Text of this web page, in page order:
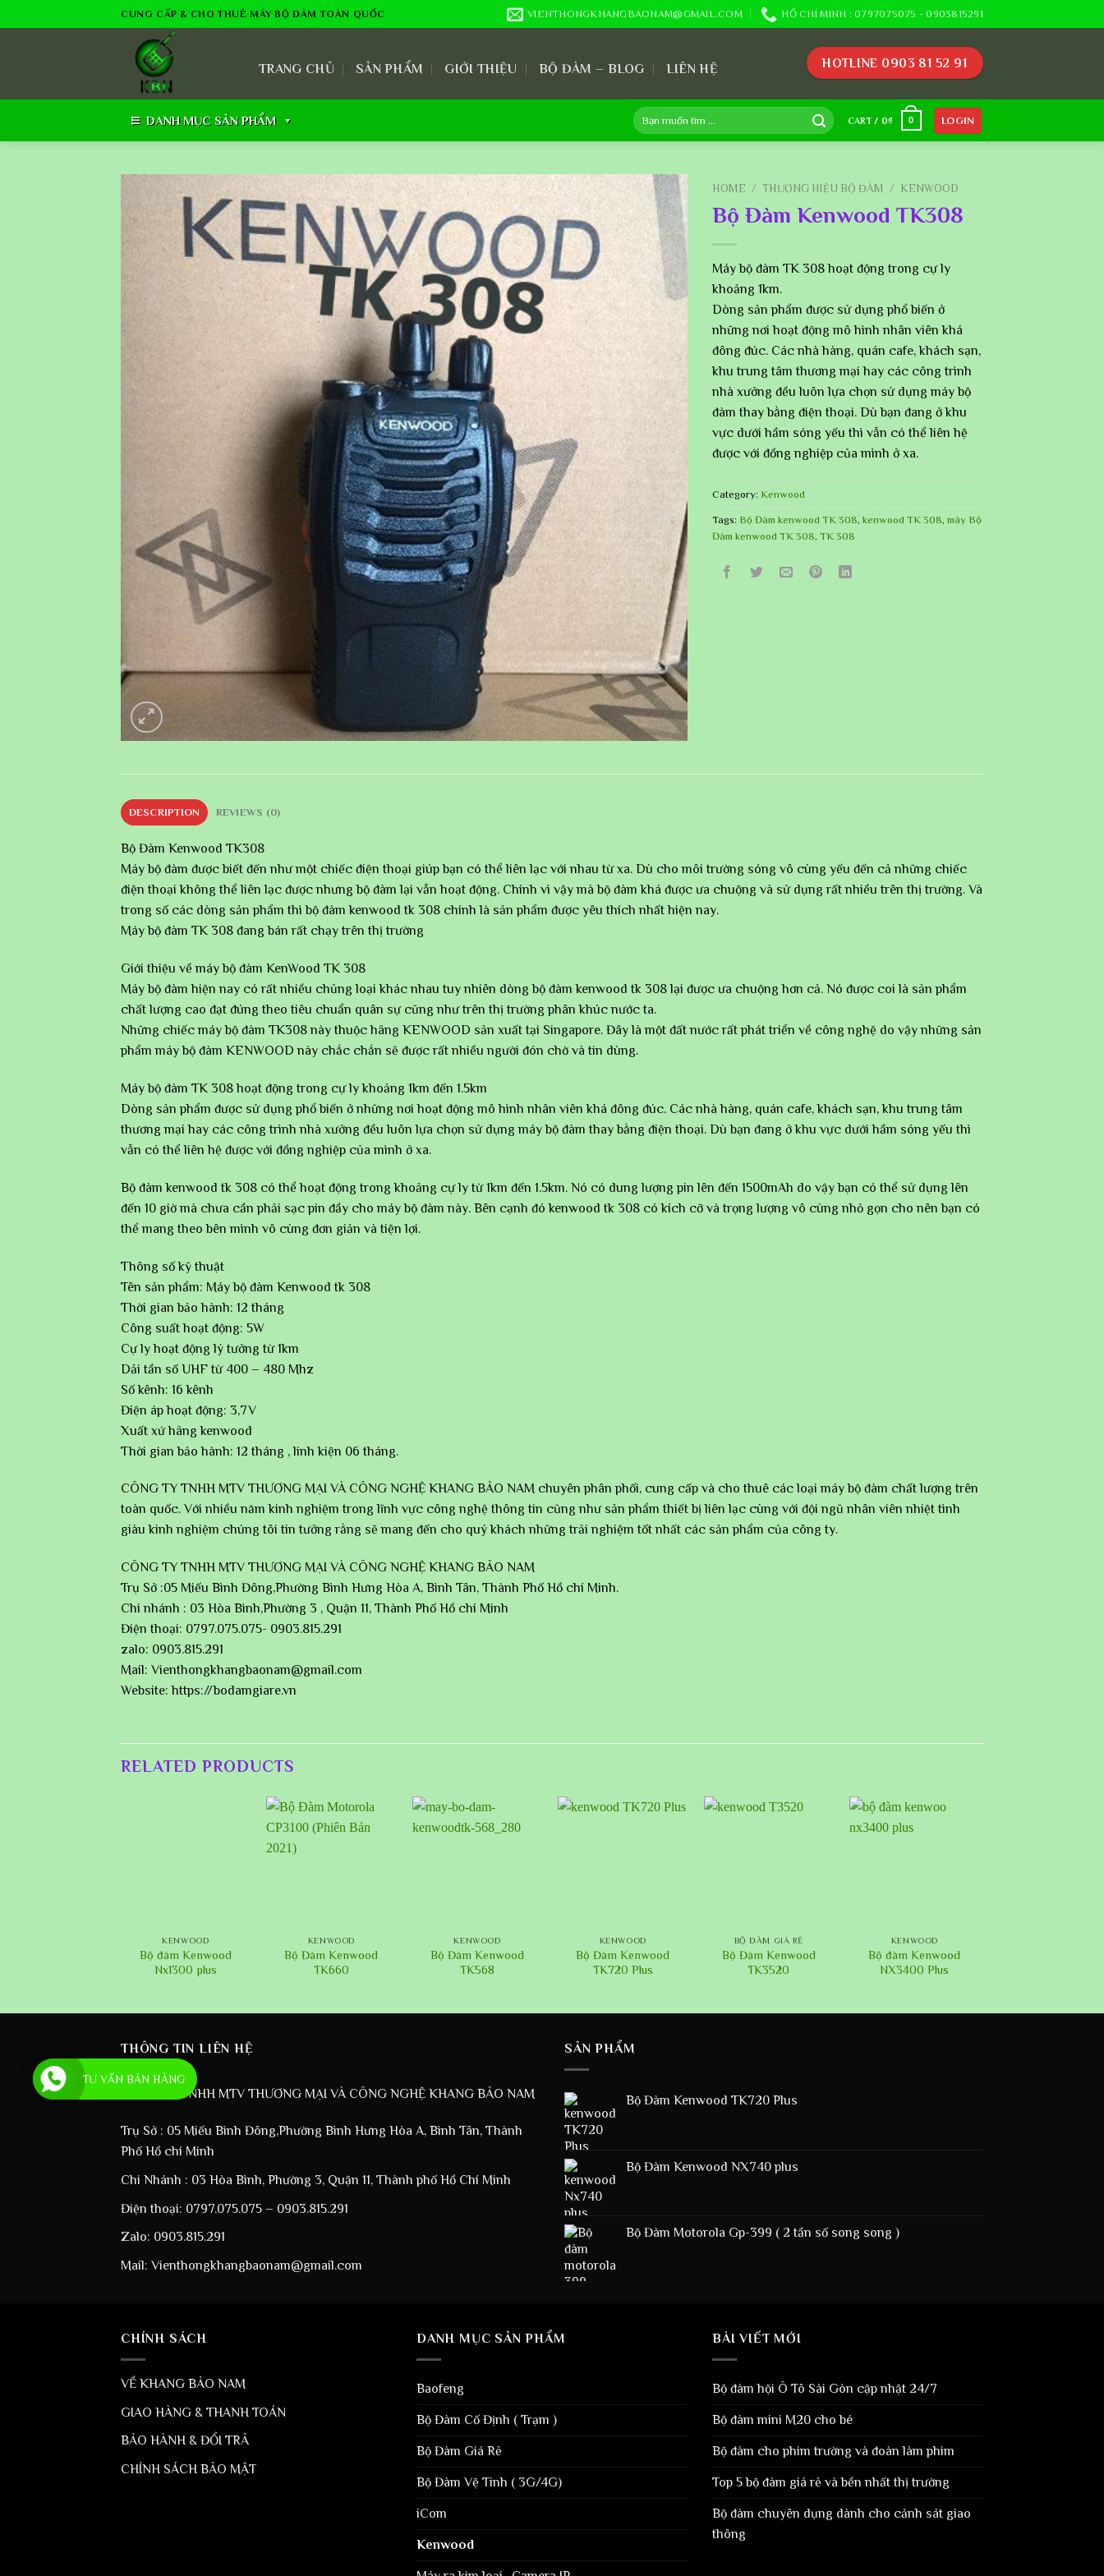
to
CUNG CẤP & CHO THUÊ MÁY BỘ ĐÀM TOÀN QUỐC VIENTHONGKHANGBAONAM@GMAIL.COM HỒ CHÍ MINH : 0797075075 - 0903815291
TRANG CHỦ SẢN PHẨM GIỚI THIỆU BỘ ĐÀM – BLOG LIÊN HỆ HOTLINE 0903 81 52 91
DANH MỤC SẢN PHẨM
Search
for:
CART / 0₫ 0 LOGIN
HOME / THƯƠNG HIỆU BỘ ĐÀM / KENWOOD
Bộ Đàm Kenwood TK308
Máy bộ đàm TK 308 hoạt động trong cự ly
khoảng 1km.
Dòng sản phẩm được sử dụng phổ biến ở
những nơi hoạt động mô hình nhân viên khá
đông đúc. Các nhà hàng, quán cafe, khách sạn,
khu trung tâm thương mại hay các công trình
nhà xưởng đều luôn lựa chọn sử dụng máy bộ
đàm thay bằng điện thoại. Dù bạn đang ở khu
vực dưới hầm sóng yếu thì vẫn có thể liên hệ
được với đồng nghiệp của mình ở xa.
Category: Kenwood
Tags: Bộ Đàm kenwood TK 308, kenwood TK 308, máy Bộ
Đàm kenwood TK 308, TK 308
DESCRIPTION REVIEWS (0)
Bộ Đàm Kenwood TK308
Máy bộ đàm được biết đến như một chiếc điện thoại giúp bạn có thể liên lạc với nhau từ xa. Dù cho môi trường sóng vô cùng yếu đến cả những chiếc
điện thoại không thể liên lạc được nhưng bộ đàm lại vẫn hoạt động. Chính vì vậy mà bộ đàm khá được ưa chuộng và sử dụng rất nhiều trên thị trường. Và
trong số các dòng sản phẩm thì bộ đàm kenwood tk 308 chính là sản phẩm được yêu thích nhất hiện nay.
Máy bộ đàm TK 308 đang bán rất chạy trên thị trường
Giới thiệu về máy bộ đàm KenWood TK 308
Máy bộ đàm hiện nay có rất nhiều chủng loại khác nhau tuy nhiên dòng bộ đàm kenwood tk 308 lại được ưa chuộng hơn cả. Nó được coi là sản phẩm
chất lượng cao đạt đúng theo tiêu chuẩn quân sự cũng như trên thị trường phân khúc nước ta.
Những chiếc máy bộ đàm TK308 này thuộc hãng KENWOOD sản xuất tại Singapore. Đây là một đất nước rất phát triển về công nghệ do vậy những sản
phẩm máy bộ đàm KENWOOD này chắc chắn sẽ được rất nhiều người đón chờ và tin dùng.
Máy bộ đàm TK 308 hoạt động trong cự ly khoảng 1km đến 1.5km
Dòng sản phẩm được sử dụng phổ biến ở những nơi hoạt động mô hình nhân viên khá đông đúc. Các nhà hàng, quán cafe, khách sạn, khu trung tâm
thương mại hay các công trình nhà xưởng đều luôn lựa chọn sử dụng máy bộ đàm thay bằng điện thoại. Dù bạn đang ở khu vực dưới hầm sóng yếu thì
vẫn có thể liên hệ được với đồng nghiệp của mình ở xa.
Bộ đàm kenwood tk 308 có thể hoạt động trong khoảng cự ly từ 1km đến 1.5km. Nó có dung lượng pin lên đến 1500mAh do vậy bạn có thể sử dụng lên
đến 10 giờ mà chưa cần phải sạc pin đầy cho máy bộ đàm này. Bên cạnh đó kenwood tk 308 có kích cỡ và trọng lượng vô cùng nhỏ gọn cho nên bạn có
thể mang theo bên mình vô cùng đơn giản và tiện lợi.
Thông số kỹ thuật
Tên sản phẩm: Máy bộ đàm Kenwood tk 308
Thời gian bảo hành: 12 tháng
Công suất hoạt động: 5W
Cự ly hoạt động lý tưởng từ 1km
Dải tần số UHF từ 400 – 480 Mhz
Số kênh: 16 kênh
Điện áp hoạt động: 3,7V
Xuất xứ hãng kenwood
Thời gian bảo hành: 12 tháng , linh kiện 06 tháng.
CÔNG TY TNHH MTV THƯƠNG MẠI VÀ CÔNG NGHỆ KHANG BẢO NAM chuyên phân phối, cung cấp và cho thuê các loại máy bộ đàm chất lượng trên
toàn quốc. Với nhiều năm kinh nghiệm trong lĩnh vực công nghệ thông tin cũng như sản phẩm thiết bị liên lạc cùng với đội ngũ nhân viên nhiệt tình
giàu kinh nghiệm chúng tôi tin tưởng rằng sẽ mang đến cho quý khách những trải nghiệm tốt nhất các sản phẩm của công ty.
CÔNG TY TNHH MTV THƯƠNG MẠI VÀ CÔNG NGHỆ KHANG BẢO NAM
Trụ Sở :05 Miếu Bình Đông,Phường Bình Hưng Hòa A, Bình Tân, Thành Phố Hồ chí Minh.
Chi nhánh : 03 Hòa Bình,Phường 3 , Quận 11, Thành Phố Hồ chí Minh
Điện thoại: 0797.075.075- 0903.815.291
zalo: 0903.815.291
Mail: Vienthongkhangbaonam@gmail.com
Website: https://bodamgiare.vn
RELATED PRODUCTS
KENWOOD
Bộ đàm Kenwood
Nx1300 plus
KENWOOD
Bộ Đàm Kenwood
TK660
KENWOOD
Bộ Đàm Kenwood
TK568
KENWOOD
Bộ Đàm Kenwood
TK720 Plus
BỘ ĐÀM GIÁ RẺ
Bộ Đàm Kenwood
TK3520
KENWOOD
Bộ đàm Kenwood
NX3400 Plus
THÔNG TIN LIÊN HỆ
CÔNG TY TNHH MTV THƯƠNG MẠI VÀ CÔNG NGHỆ KHANG BẢO NAM
Trụ Sở : 05 Miếu Bình Đông,Phường Bình Hưng Hòa A, Bình Tân, Thành
Phố Hồ chí Minh
Chi Nhánh : 03 Hòa Bình, Phường 3, Quận 11, Thành phố Hồ Chí Minh
Điện thoại: 0797.075.075 – 0903.815.291
Zalo: 0903.815.291
Mail: Vienthongkhangbaonam@gmail.com
SẢN PHẨM
Bộ Đàm Kenwood TK720 Plus
Bộ Đàm Kenwood NX740 plus
Bộ Đàm Motorola Gp-399 ( 2 tần số song song )
CHÍNH SÁCH
VỀ KHANG BẢO NAM
GIAO HÀNG & THANH TOÁN
BẢO HÀNH & ĐỔI TRẢ
CHÍNH SÁCH BẢO MẬT
DANH MỤC SẢN PHẨM
Baofeng
Bộ Đàm Cố Định ( Trạm )
Bộ Đàm Giá Rẻ
Bộ Đàm Vệ Tinh ( 3G/4G)
iCom
Kenwood
BÀI VIẾT MỚI
Bộ đàm hội Ô Tô Sài Gòn cập nhật 24/7
Bộ đàm mini M20 cho bé
Bộ đàm cho phim trường và đoàn làm phim
Top 5 bộ đàm giá rẻ và bền nhất thị trường
Bộ đàm chuyên dụng dành cho cảnh sát giao
thông
TƯ VẤN BÁN HÀNG